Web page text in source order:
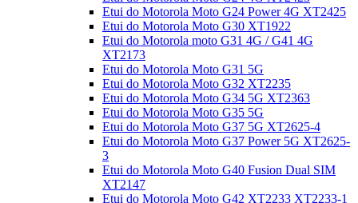
Etui do Motorola Moto G24 Power 4G XT2425
Etui do Motorola Moto G30 XT1922
Etui do Motorola moto G31 4G / G41 4G
XT2173
Etui do Motorola Moto G31 5G
Etui do Motorola Moto G32 XT2235
Etui do Motorola Moto G34 5G XT2363
Etui do Motorola Moto G35 5G
Etui do Motorola Moto G37 5G XT2625-4
Etui do Motorola Moto G37 Power 5G XT2625-
3
Etui do Motorola Moto G40 Fusion Dual SIM
XT2147
Etui do Motorola Moto G42 XT2233 XT2233-1